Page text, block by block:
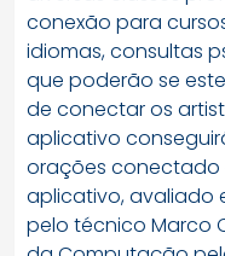
conexão para
idiomas, consultas
que poderão se
de conectar os
aplicativo
orações conectado
aplicativo, avaliado
pelo técnico Marco